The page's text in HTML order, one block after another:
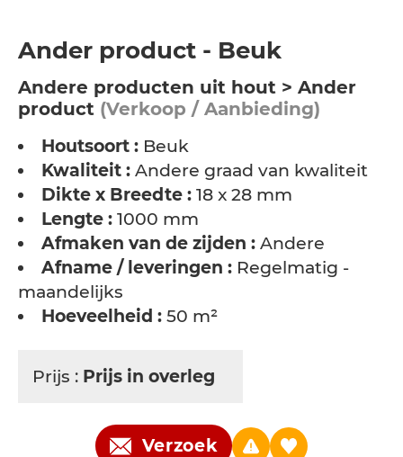
Ander product - Beuk
Andere producten uit hout > Ander
product (Verkoop / Aanbieding)
Houtsoort : Beuk
Kwaliteit : Andere graad van kwaliteit
Dikte x Breedte : 18 x 28 mm
Lengte : 1000 mm
Afmaken van de zijden : Andere
Afname / leveringen : Regelmatig -
maandelijks
Hoeveelheid : 50 m²
Prijs : Prijs in overleg
Verzoek